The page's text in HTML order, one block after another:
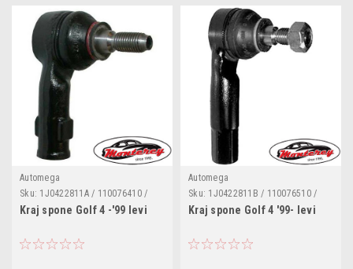
Automega
Sku: 1J0422811A / 110076410 /
G1542 / 1J0422811
Kraj spone Golf 4 -'99 levi
Automega
Sku: 1J0422811B / 110076510 /
G1994
Kraj spone Golf 4 '99- levi